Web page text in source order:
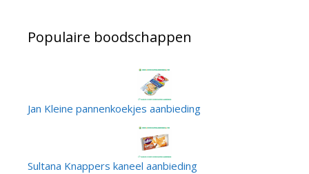
Populaire boodschappen
Jan Kleine pannenkoekjes aanbieding
Sultana Knappers kaneel aanbieding